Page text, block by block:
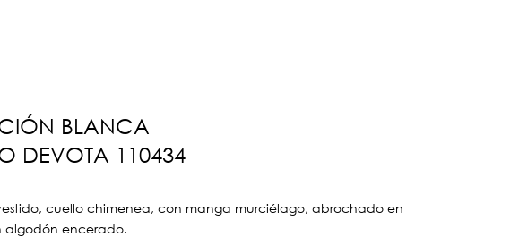
BLANCA
DEVOTA 110434
cuello chimenea, con manga murciélago, abrochado en
algodón encerado.